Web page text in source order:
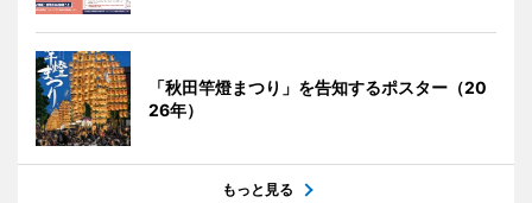
「秋田竿燈まつり」を告知するポスター（20
26年）
もっと見る